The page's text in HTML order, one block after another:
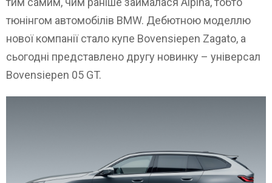
тюнінгом автомобілів BMW. Дебютною моделлю
нової компанії стало купе Bovensiepen Zagato, а
сьогодні представлено другу новинку – універсал
Bovensiepen 05 GT.